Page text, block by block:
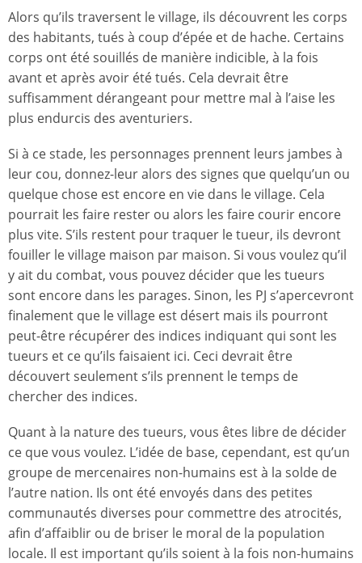
Alors qu’ils traversent le village, ils découvrent les corps
des habitants, tués à coup d’épée et de hache. Certains
corps ont été souillés de manière indicible, à la fois
avant et après avoir été tués. Cela devrait être
suffisamment dérangeant pour mettre mal à l’aise les
plus endurcis des aventuriers.
Si à ce stade, les personnages prennent leurs jambes à
leur cou, donnez-leur alors des signes que quelqu’un ou
quelque chose est encore en vie dans le village. Cela
pourrait les faire rester ou alors les faire courir encore
plus vite. S’ils restent pour traquer le tueur, ils devront
fouiller le village maison par maison. Si vous voulez qu’il
y ait du combat, vous pouvez décider que les tueurs
sont encore dans les parages. Sinon, les PJ s’apercevront
finalement que le village est désert mais ils pourront
peut-être récupérer des indices indiquant qui sont les
tueurs et ce qu’ils faisaient ici. Ceci devrait être
découvert seulement s’ils prennent le temps de
chercher des indices.
Quant à la nature des tueurs, vous êtes libre de décider
ce que vous voulez. L’idée de base, cependant, est qu’un
groupe de mercenaires non-humains est à la solde de
l’autre nation. Ils ont été envoyés dans des petites
communautés diverses pour commettre des atrocités,
afin d’affaiblir ou de briser le moral de la population
locale. Il est important qu’ils soient à la fois non-humains